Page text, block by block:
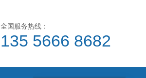
全国服务热线：
135 5666 8682